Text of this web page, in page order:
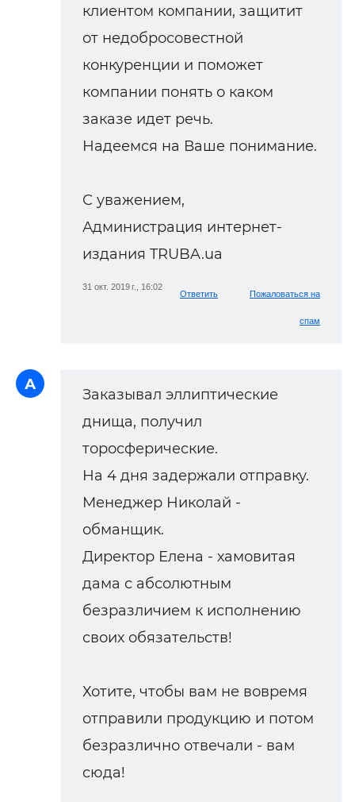
клиентом компании, защитит
от недобросовестной
конкуренции и поможет
компании понять о каком
заказе идет речь.
Надеемся на Ваше понимание.
С уважением,
Администрация интернет-
издания TRUBA.ua
31 окт. 2019 г., 16:02
Ответить Пожаловаться на
спам
А
Заказывал эллиптические
днища, получил
торосферические.
На 4 дня задержали отправку.
Менеджер Николай -
обманщик.
Директор Елена - хамовитая
дама с абсолютным
безразличием к исполнению
своих обязательств!
Хотите, чтобы вам не вовремя
отправили продукцию и потом
безразлично отвечали - вам
сюда!